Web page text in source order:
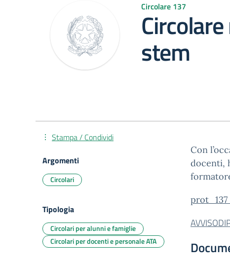
Circolare 137
stem
Con
docenti,
Stampa / Condividi
Argomenti
Circolari
Tipologia
Circolari per alunni e famiglie
Circolari per docenti e personale ATA